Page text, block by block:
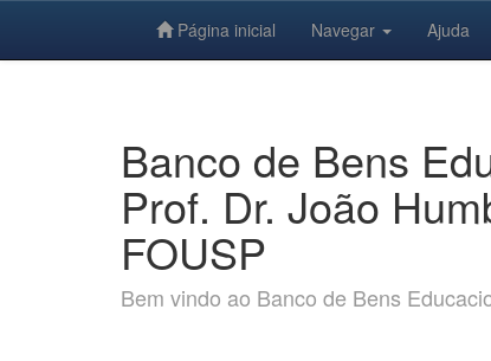
Página inicial Navegar Ajuda
Banco de Bens
Prof. Dr. João
FOUSP
Bem vindo ao Banco de Bens